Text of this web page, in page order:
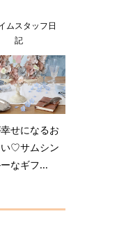
ムスタッフ日
記
せになるお
い♡サムシン
なギフ...